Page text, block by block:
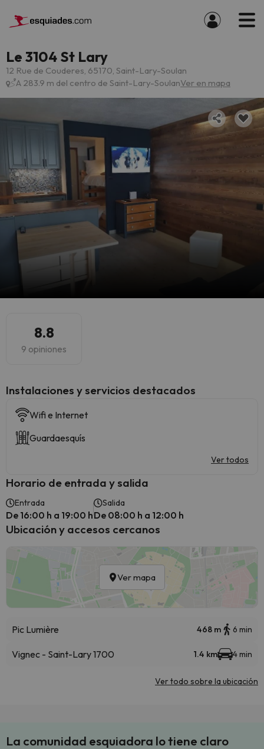
Le 3104 St Lary
12 Rue de Couderes, 65170, Saint-Lary-Soulan
A 283.9 m del centro de Saint-Lary-SoulanVer en mapa
8.8
9 opiniones
Instalaciones y servicios destacados
Wifi e Internet
Guardaesquís
Ver todos
Horario de entrada y salida
Entrada
De 16:00 h a 19:00 h
Salida
De 08:00 h a 12:00 h
Ubicación y accesos cercanos
Ver mapa
Pic Lumière 468 m 6 min
Vignec - Saint-Lary 1700 1.4 km 4 min
Ver todo sobre la ubicación
La comunidad esquiadora lo tiene claro